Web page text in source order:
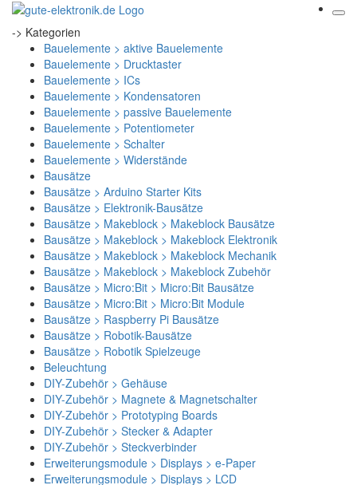
-> Kategorien
Bauelemente > aktive Bauelemente
Bauelemente > Drucktaster
Bauelemente > ICs
Bauelemente > Kondensatoren
Bauelemente > passive Bauelemente
Bauelemente > Potentiometer
Bauelemente > Schalter
Bauelemente > Widerstände
Bausätze
Bausätze > Arduino Starter Kits
Bausätze > Elektronik-Bausätze
Bausätze > Makeblock > Makeblock Bausätze
Bausätze > Makeblock > Makeblock Elektronik
Bausätze > Makeblock > Makeblock Mechanik
Bausätze > Makeblock > Makeblock Zubehör
Bausätze > Micro:Bit > Micro:Bit Bausätze
Bausätze > Micro:Bit > Micro:Bit Module
Bausätze > Raspberry Pi Bausätze
Bausätze > Robotik-Bausätze
Bausätze > Robotik Spielzeuge
Beleuchtung
DIY-Zubehör > Gehäuse
DIY-Zubehör > Magnete & Magnetschalter
DIY-Zubehör > Prototyping Boards
DIY-Zubehör > Stecker & Adapter
DIY-Zubehör > Steckverbinder
Erweiterungsmodule > Displays > e-Paper
Erweiterungsmodule > Displays > LCD